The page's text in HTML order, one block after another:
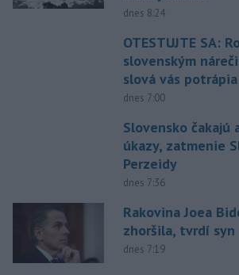
dnes 8:24
OTESTUJTE SA:
slovenským
slová vás potrápia
dnes 7:00
Slovensko čakajú
úkazy, zatmenie
Perzeidy
dnes 7:36
Rakovina Joea
zhoršila, tvrdí syn
dnes 7:19